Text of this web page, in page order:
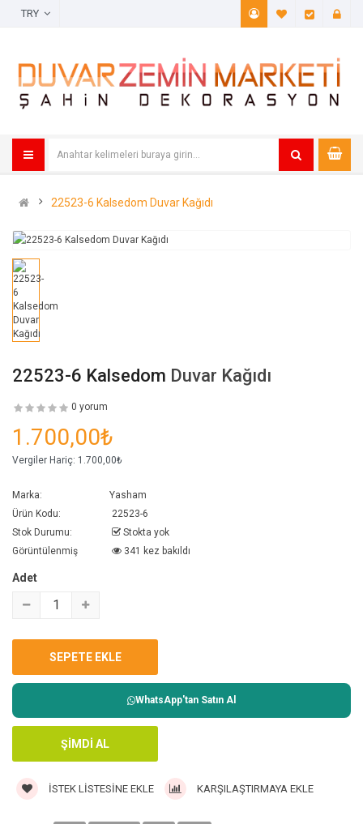
A. Listem
22523-6 Kalsedom Duvar Kağıdı
22523-6 Kalsedom Duvar Kağıdı
0 yorum
1.700,00₺
Vergiler Hariç: 1.700,00₺
Marka:
Yasham
Ürün Kodu:
22523-6
Stok Durumu:
Stokta yok
Görüntülenmiş
341 kez bakıldı
Adet
WhatsApp'tan Satın Al
İSTEK LISTESINE EKLE KARŞILAŞTIRMAYA EKLE